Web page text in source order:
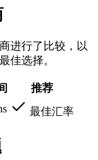
进行了比较，以
佳选择。
推荐
最佳汇率